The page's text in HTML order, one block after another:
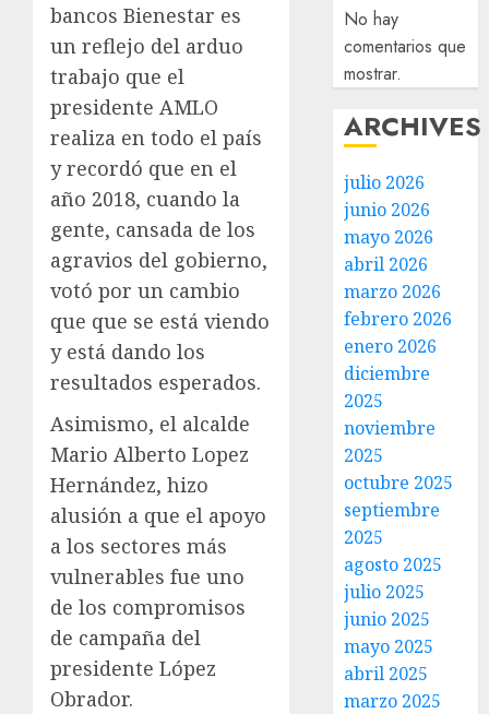
bancos Bienestar es
un reflejo del arduo
trabajo que el
presidente AMLO
realiza en todo el país
y recordó que en el
año 2018, cuando la
gente, cansada de los
agravios del gobierno,
votó por un cambio
que que se está viendo
y está dando los
resultados esperados.
Asimismo, el alcalde
Mario Alberto Lopez
Hernández, hizo
alusión a que el apoyo
a los sectores más
vulnerables fue uno
de los compromisos
de campaña del
presidente López
Obrador.
No hay
comentarios que
mostrar.
ARCHIVES
julio 2026
junio 2026
mayo 2026
abril 2026
marzo 2026
febrero 2026
enero 2026
diciembre
2025
noviembre
2025
octubre 2025
septiembre
2025
agosto 2025
julio 2025
junio 2025
mayo 2025
abril 2025
marzo 2025